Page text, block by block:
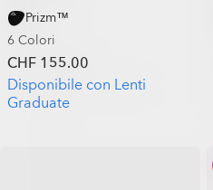
Prizm™
6 Colori
CHF 155.00
Disponibile con Lenti
Graduate